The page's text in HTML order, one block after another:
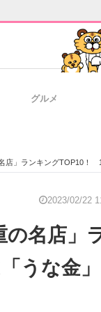
IT
グルメ
店」ランキングTOP10！ 1
2023/02/22
の名店」
うな金」